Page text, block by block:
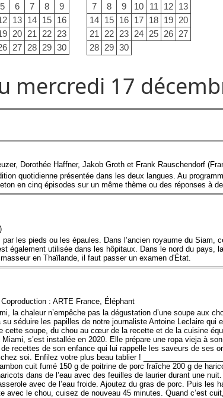
5 6 7 8
9
13 14 15 16
20 21 22 23
27 28 29 30
7
8 9 10 11 12 13
14 15 16 17 18 19 20
21
22 23 24 25 26 27
28 29 30
mercredi 17